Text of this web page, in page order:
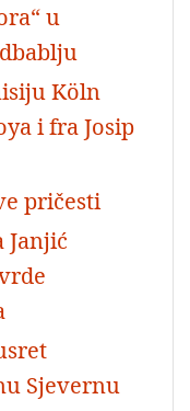
u
Köln
i fra Josip
pričesti
Janjić
Sjevernu